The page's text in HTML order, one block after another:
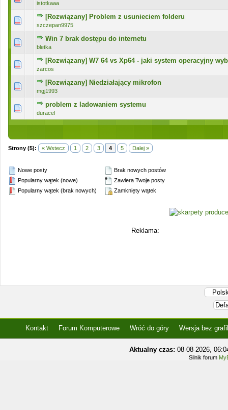
istotkaaa
[Rozwiązany] Problem z usunieciem folderu
szczepan9975
0 głosów - średnia ocena: 0 na 5 gwiazdek
123 45
Win 7 brak dostępu do internetu
bletka
0 głosów - średnia ocena: 0 na 5 gwiazdek
12 345
[Rozwiązany] W7 64 vs Xp64 - jaki system operacyjny
zarcos
0 głosów - średnia ocena: 0 na 5 gwiazdek
12 345
[Rozwiązany] Niedziałający mikrofon
mgj1993
0 głosów - średnia ocena: 0 na 5 gwiazdek
12345
problem z ladowaniem systemu
duracel
0 głosów - średnia ocena: 0 na 5 gwiazdek
12 345
Strony (5): « Wstecz 1 2 3 4 5 Dalej »
Nowe posty
Popularny wątek (nowe)
Popularny wątek (brak nowych)
Brak nowych postów
Zawiera Twoje posty
Zamknięty wątek
Reklama:
Kontakt Forum Komputerowe Wróć do góry Wersja bez
Aktualny czas: 08-08-2026,
Silnik forum